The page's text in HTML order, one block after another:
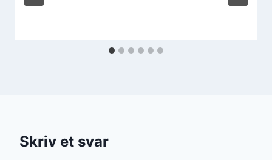
Skriv et svar